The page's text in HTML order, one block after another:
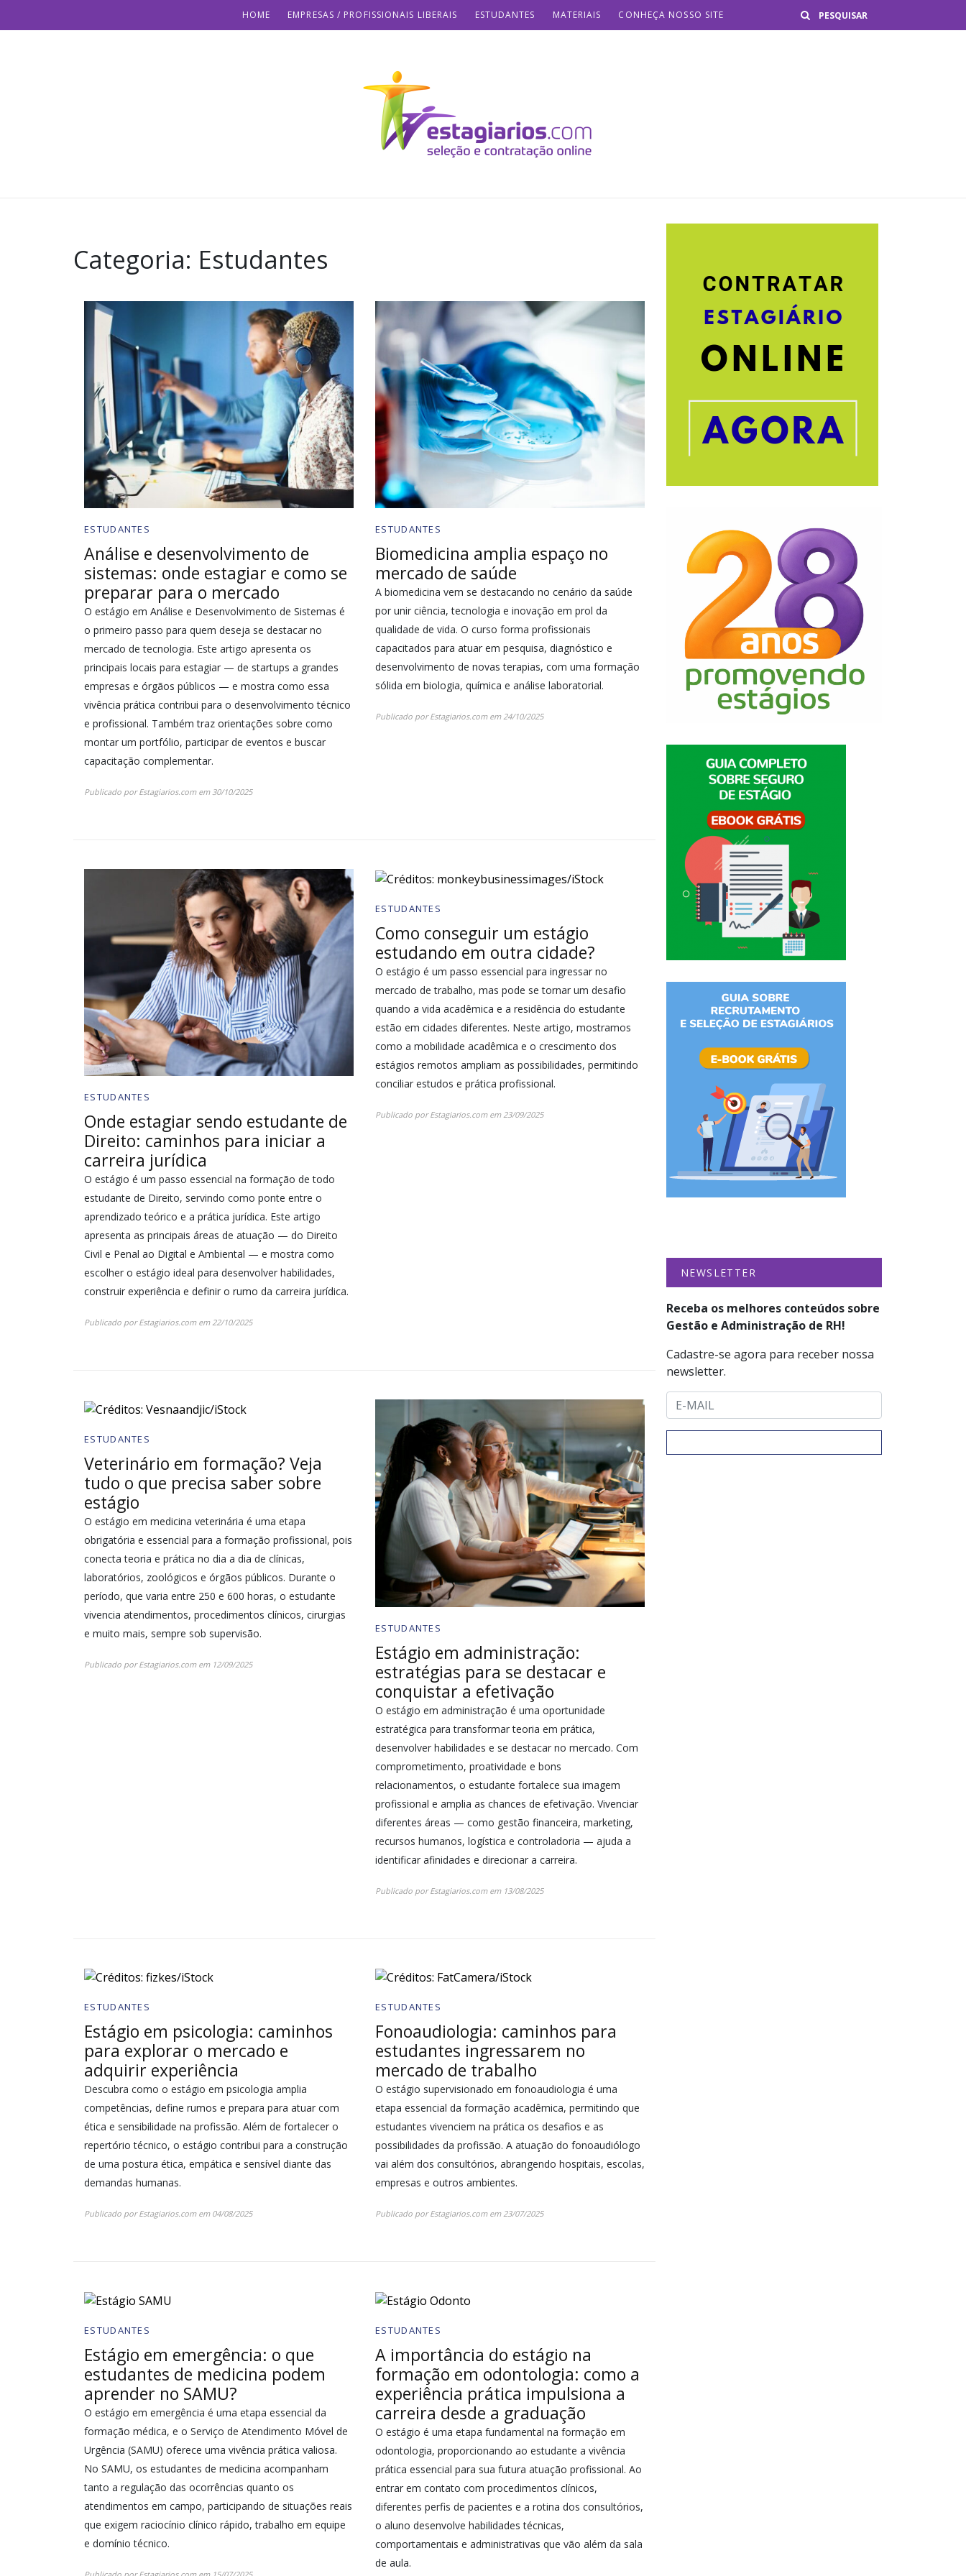
HOME EMPRESAS / PROFISSIONAIS LIBERAIS ESTUDANTES MATERIAIS CONHEÇA NOSSO SITE Buscar
Categoria: Estudantes
ESTUDANTES
Análise e desenvolvimento de
sistemas: onde estagiar e como se
preparar para o mercado
O estágio em Análise e Desenvolvimento de Sistemas é
o primeiro passo para quem deseja se destacar no
mercado de tecnologia. Este artigo apresenta os
principais locais para estagiar — de startups a grandes
empresas e órgãos públicos — e mostra como essa
vivência prática contribui para o desenvolvimento técnico
e profissional. Também traz orientações sobre como
montar um portfólio, participar de eventos e buscar
capacitação complementar.
Publicado porEstagiarios.comem30/10/2025
ESTUDANTES
Biomedicina amplia espaço no
mercado de saúde
A biomedicina vem se destacando no cenário da saúde
por unir ciência, tecnologia e inovação em prol da
qualidade de vida. O curso forma profissionais
capacitados para atuar em pesquisa, diagnóstico e
desenvolvimento de novas terapias, com uma formação
sólida em biologia, química e análise laboratorial.
Publicado porEstagiarios.comem24/10/2025
ESTUDANTES
Onde estagiar sendo estudante de
Direito: caminhos para iniciar a
carreira jurídica
O estágio é um passo essencial na formação de todo
estudante de Direito, servindo como ponte entre o
aprendizado teórico e a prática jurídica. Este artigo
apresenta as principais áreas de atuação — do Direito
Civil e Penal ao Digital e Ambiental — e mostra como
escolher o estágio ideal para desenvolver habilidades,
construir experiência e definir o rumo da carreira jurídica.
Publicado porEstagiarios.comem22/10/2025
ESTUDANTES
Como conseguir um estágio
estudando em outra cidade?
O estágio é um passo essencial para ingressar no
mercado de trabalho, mas pode se tornar um desafio
quando a vida acadêmica e a residência do estudante
estão em cidades diferentes. Neste artigo, mostramos
como a mobilidade acadêmica e o crescimento dos
estágios remotos ampliam as possibilidades, permitindo
conciliar estudos e prática profissional.
Publicado porEstagiarios.comem 23/09/2025
ESTUDANTES
Veterinário em formação? Veja
tudo o que precisa saber sobre
estágio
O estágio em medicina veterinária é uma etapa
obrigatória e essencial para a formação profissional, pois
conecta teoria e prática no dia a dia de clínicas,
laboratórios, zoológicos e órgãos públicos. Durante o
período, que varia entre 250 e 600 horas, o estudante
vivencia atendimentos, procedimentos clínicos, cirurgias
e muito mais, sempre sob supervisão.
Publicado porEstagiarios.comem 12/09/2025
ESTUDANTES
Estágio em administração:
estratégias para se destacar e
conquistar a efetivação
O estágio em administração é uma oportunidade
estratégica para transformar teoria em prática,
desenvolver habilidades e se destacar no mercado. Com
comprometimento, proatividade e bons
relacionamentos, o estudante fortalece sua imagem
profissional e amplia as chances de efetivação. Vivenciar
diferentes áreas — como gestão financeira, marketing,
recursos humanos, logística e controladoria — ajuda a
identificar afinidades e direcionar a carreira.
Publicado porEstagiarios.comem 13/08/2025
ESTUDANTES
Estágio em psicologia: caminhos
para explorar o mercado e
adquirir experiência
Descubra como o estágio em psicologia amplia
competências, define rumos e prepara para atuar com
ética e sensibilidade na profissão. Além de fortalecer o
repertório técnico, o estágio contribui para a construção
de uma postura ética, empática e sensível diante das
demandas humanas.
Publicado porEstagiarios.comem 04/08/2025
ESTUDANTES
Fonoaudiologia: caminhos para
estudantes ingressarem no
mercado de trabalho
O estágio supervisionado em fonoaudiologia é uma
etapa essencial da formação acadêmica, permitindo que
estudantes vivenciem na prática os desafios e as
possibilidades da profissão. A atuação do fonoaudiólogo
vai além dos consultórios, abrangendo hospitais, escolas,
empresas e outros ambientes.
Publicado porEstagiarios.comem23/07/2025
ESTUDANTES
Estágio em emergência: o que
estudantes de medicina podem
aprender no SAMU?
O estágio em emergência é uma etapa essencial da
formação médica, e o Serviço de Atendimento Móvel de
Urgência (SAMU) oferece uma vivência prática valiosa.
No SAMU, os estudantes de medicina acompanham
tanto a regulação das ocorrências quanto os
atendimentos em campo, participando de situações reais
que exigem raciocínio clínico rápido, trabalho em equipe
e domínio técnico.
ESTUDANTES
A importância do estágio na
formação em odontologia: como a
experiência prática impulsiona a
carreira desde a graduação
O estágio é uma etapa fundamental na formação em
odontologia, proporcionando ao estudante a vivência
prática essencial para sua futura atuação profissional. Ao
entrar em contato com procedimentos clínicos,
diferentes perfis de pacientes e a rotina dos consultórios,
o aluno desenvolve habilidades técnicas,
comportamentais e administrativas que vão além da sala
de aula.
NEWSLETTER
Receba os melhores conteúdos sobre
Gestão e Administração de RH!
Cadastre-se agora para receber nossa
newsletter.